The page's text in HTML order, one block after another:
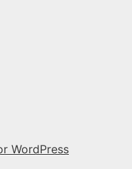
WordPress